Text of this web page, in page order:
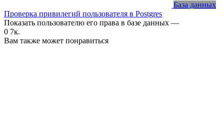
База данных
Проверка привилегий пользователя в Postgres
Показать пользователю его права в базе данных —
0 7к.
Вам также может понравиться